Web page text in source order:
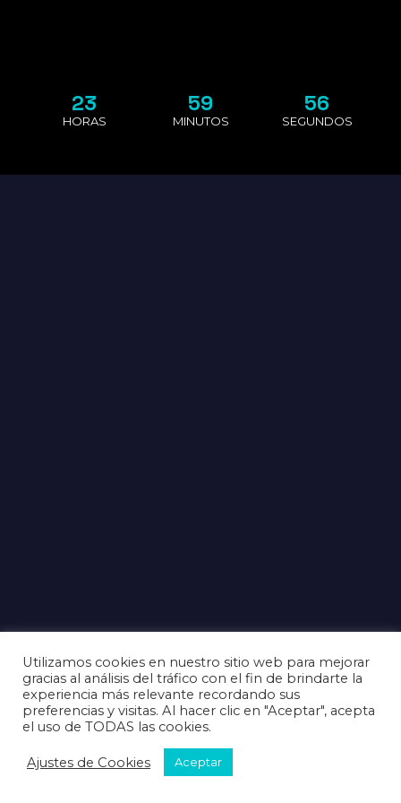
23
HORAS
59
MINUTOS
56
SEGUNDOS
Utilizamos cookies en nuestro sitio web para mejorar
gracias al análisis del tráfico con el fin de brindarte la
experiencia más relevante recordando sus
preferencias y visitas. Al hacer clic en "Aceptar", acepta
el uso de TODAS las cookies.
Ajustes de Cookies Aceptar